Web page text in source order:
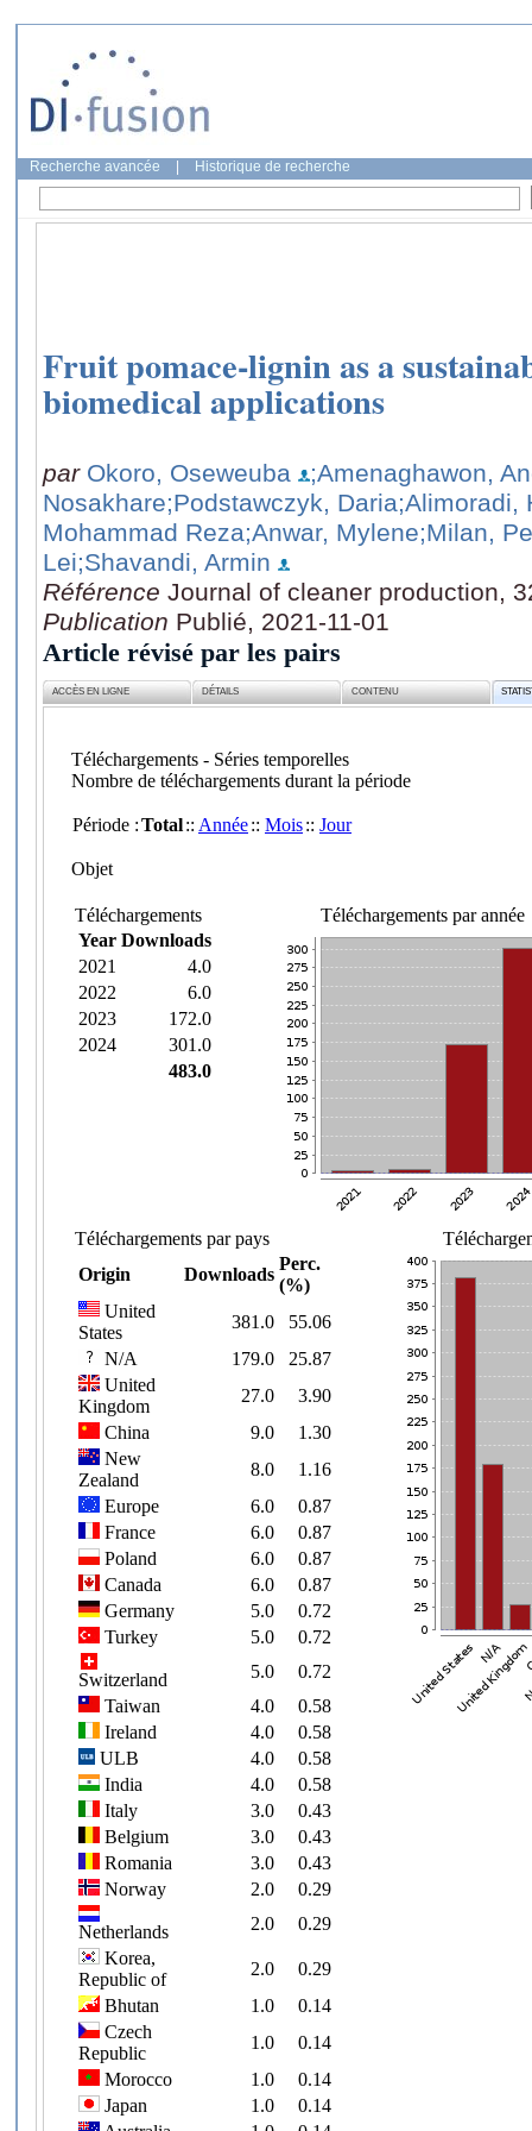
Recherche avancée Historique de recherche
Fruit pomace-lignin as a
biomedical applications
par Okoro, Oseweuba
;Amenaghawon,
Nosakhare;Podstawczyk, Daria;Alimoradi,
Mohammad Reza;Anwar, Mylene;Milan,
Lei;Shavandi, Armin
Référence Journal of cleaner production,
Publication Publié, 2021-11-01
Article révisé par les pairs
ACCÈS EN LIGNE DÉTAILS CONTENU